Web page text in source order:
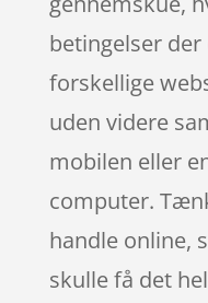
betingelser
forskellige
uden videre
mobilen eller
computer.
handle online,
skulle få det